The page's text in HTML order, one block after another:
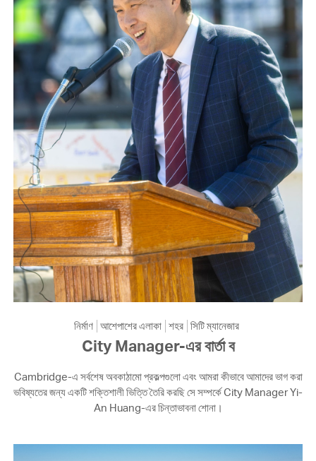
নির্মাণ আশেপাশের এলাকা শহর সিটি ম্যানেজার
City Manager-এর বার্তা ব
Cambridge-এ সর্বশেষ অবকাঠামো প্রকল্পগুলো এবং আমরা কীভাবে আমাদের ভাগ করা
ভবিষ্যতের জন্য একটি শক্তিশালী ভিত্তি তৈরি করছি সে সম্পর্কে City Manager Yi-
An Huang-এর চিন্তাভাবনা শোনা।